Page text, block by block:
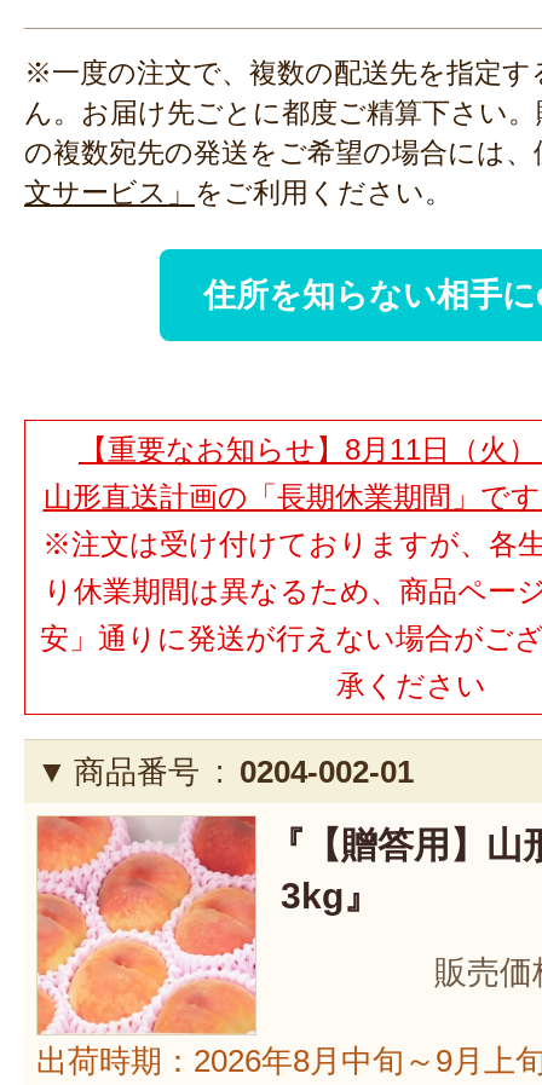
※一度の注文で、複数の配送先を指定
ん。お届け先ごとに都度ご精算下さい
の複数宛先の発送をご希望の場合には、
文サービス」 をご利用ください。
住所を知らない相手
【重要なお知らせ】8月11日（火
山形直送計画の「長期休業期間」で
※注文は受け付けておりますが、各
り休業期間は異なるため、商品ペー
安」通りに発送が行えない場合がご
承ください
商品番号 : 0204-002-01
『【贈答用】
3kg』
販売価
出荷時期：2026年8月中旬～9月上